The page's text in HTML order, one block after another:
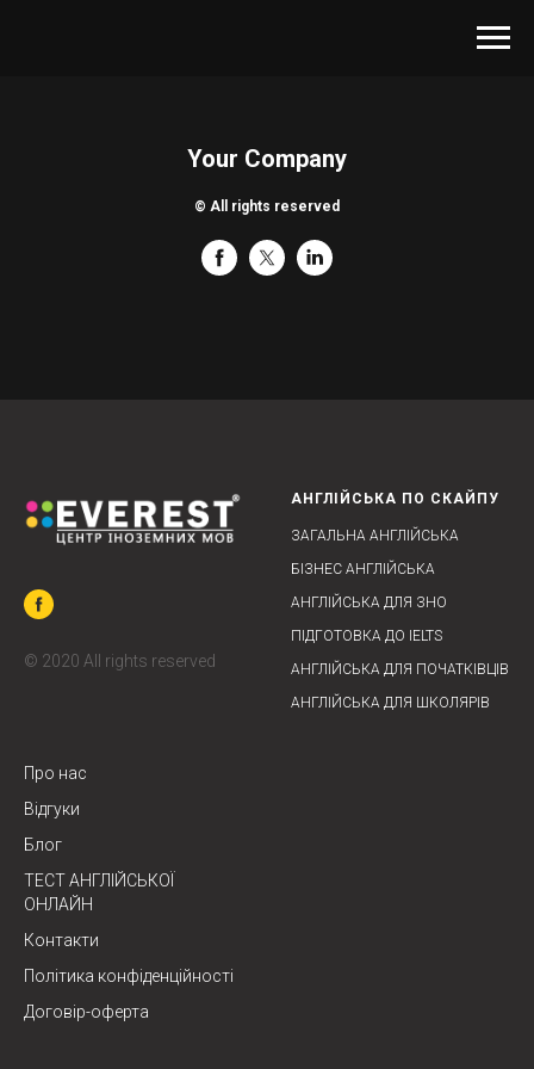
Your Company
© All rights reserved
© 2020 All rights reserved
АНГЛІЙСЬКА ПО СКАЙПУ
ЗАГАЛЬНА АНГЛІЙСЬКА
БІЗНЕС АНГЛІЙСЬКА
АНГЛІЙСЬКА ДЛЯ ЗНО
ПІДГОТОВКА ДО IELTS
АНГЛІЙСЬКА ДЛЯ ПОЧАТКІВЦ ІВ
АНГЛІЙСЬКА ДЛЯ ШКОЛЯРІВ
Про нас
Відгуки
Блог
ТЕСТ АНГЛІЙСЬКОЇ
ОНЛАЙН
Контакти
Політика конфіденційності
Договір-оферта